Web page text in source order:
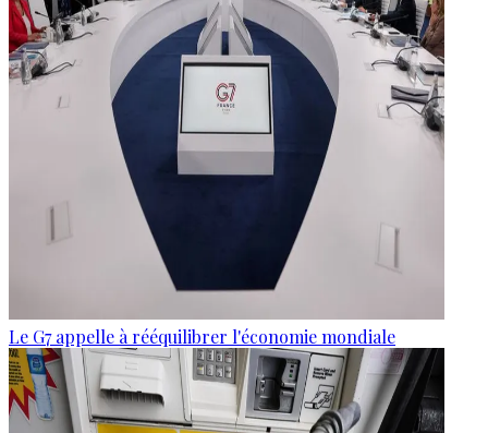
Le G7 appelle à rééquilibrer l'économie mondiale